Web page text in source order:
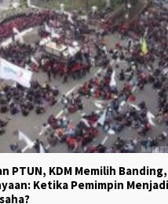
PTUN, KDM Memilih
Ketika Pemimpin